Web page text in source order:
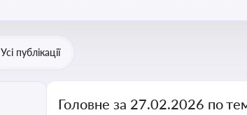
Усі публікації
Головне за 27.02.2026 по